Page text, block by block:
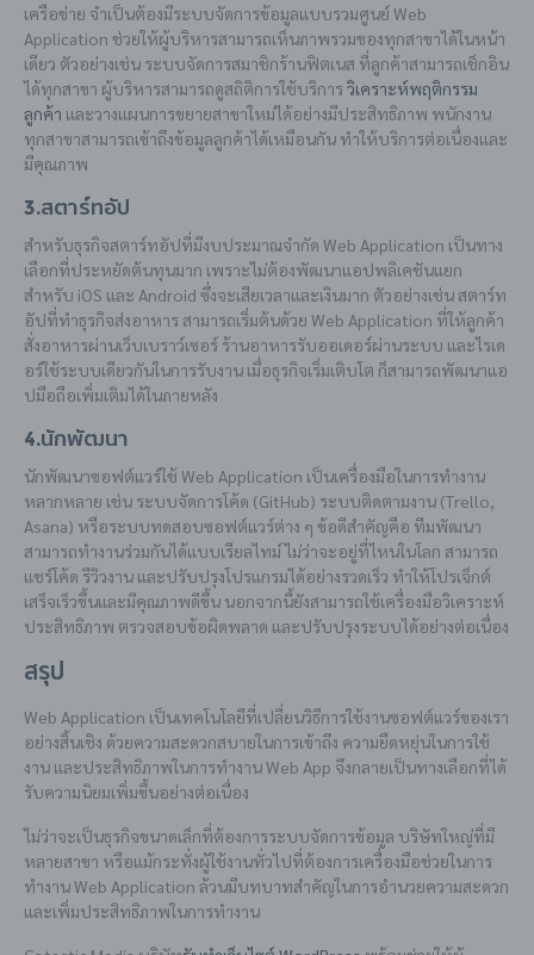
เครือข่าย จำเป็นต้องมีระบบจัดการข้อมูลแบบรวมศูนย์ Web
Application ช่วยให้ผู้บริหารสามารถเห็นภาพรวมของทุกสาขาได้ในหน้า
เดียว ตัวอย่างเช่น ระบบจัดการสมาชิกร้านฟิตเนส ที่ลูกค้าสามารถเช็กอิน
ได้ทุกสาขา ผู้บริหารสามารถดูสถิติการใช้บริการ วิเคราะห์พฤติกรรม
ลูกค้า และวางแผนการขยายสาขาใหม่ได้อย่างมีประสิทธิภาพ พนักงาน
ทุกสาขาสามารถเข้าถึงข้อมูลลูกค้าได้เหมือนกัน ทำให้บริการต่อเนื่องและ
มีคุณภาพ
3.สตาร์ทอัป
สำหรับธุรกิจสตาร์ทอัปที่มีงบประมาณจำกัด Web Application เป็นทาง
เลือกที่ประหยัดต้นทุนมาก เพราะไม่ต้องพัฒนาแอปพลิเคชันแยก
สำหรับ iOS และ Android ซึ่งจะเสียเวลาและเงินมาก ตัวอย่างเช่น สตาร์ท
อัปที่ทำธุรกิจส่งอาหาร สามารถเริ่มต้นด้วย Web Application ที่ให้ลูกค้า
สั่งอาหารผ่านเว็บเบราว์เซอร์ ร้านอาหารรับออเดอร์ผ่านระบบ และไรเด
อร์ใช้ระบบเดียวกันในการรับงาน เมื่อธุรกิจเริ่มเติบโต ก็สามารถพัฒนาแอ
ปมือถือเพิ่มเติมได้ในภายหลัง
4.นักพัฒนา
นักพัฒนาซอฟต์แวร์ใช้ Web Application เป็นเครื่องมือในการทำงาน
หลากหลาย เช่น ระบบจัดการโค้ด (GitHub) ระบบติดตามงาน (Trello,
Asana) หรือระบบทดสอบซอฟต์แวร์ต่าง ๆ ข้อดีสำคัญคือ ทีมพัฒนา
สามารถทำงานร่วมกันได้แบบเรียลไทม์ ไม่ว่าจะอยู่ที่ไหนในโลก สามารถ
แชร์โค้ด รีวิวงาน และปรับปรุงโปรแกรมได้อย่างรวดเร็ว ทำให้โปรเจ็กต์
เสร็จเร็วขึ้นและมีคุณภาพดีขึ้น นอกจากนี้ยังสามารถใช้เครื่องมือวิเคราะห์
ประสิทธิภาพ ตรวจสอบข้อผิดพลาด และปรับปรุงระบบได้อย่างต่อเนื่อง
สรุป
Web Application เป็นเทคโนโลยีที่เปลี่ยนวิธีการใช้งานซอฟต์แวร์ของเรา
อย่างสิ้นเชิง ด้วยความสะดวกสบายในการเข้าถึง ความยืดหยุ่นในการใช้
งาน และประสิทธิภาพในการทำงาน Web App จึงกลายเป็นทางเลือกที่ได้
รับความนิยมเพิ่มขึ้นอย่างต่อเนื่อง
ไม่ว่าจะเป็นธุรกิจขนาดเล็กที่ต้องการระบบจัดการข้อมูล บริษัทใหญ่ที่มี
หลายสาขา หรือแม้กระทั่งผู้ใช้งานทั่วไปที่ต้องการเครื่องมือช่วยในการ
ทำงาน Web Application ล้วนมีบทบาทสำคัญในการอำนวยความสะดวก
และเพิ่มประสิทธิภาพในการทำงาน